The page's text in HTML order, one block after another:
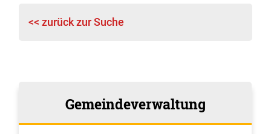
<< zurück zur Suche
Gemeindeverwaltung